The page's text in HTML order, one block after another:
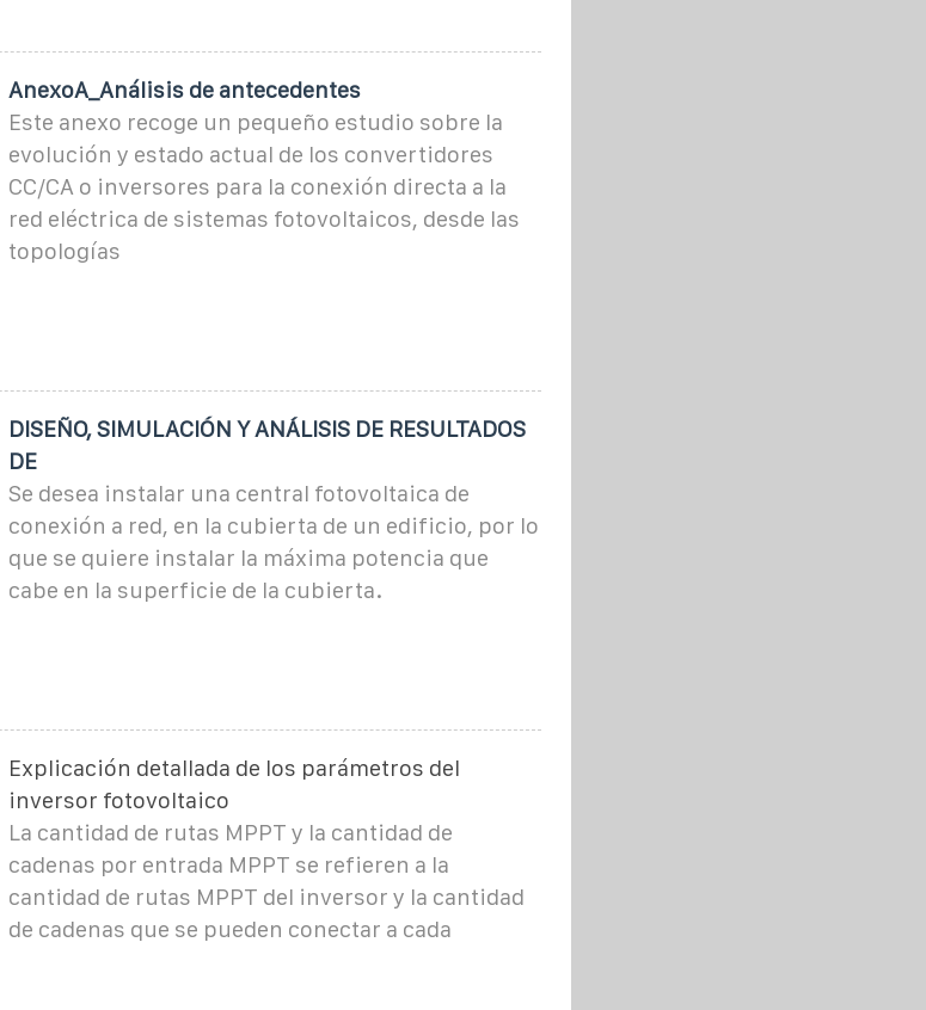
AnexoA_Análisis de antecedentes
Este anexo recoge un pequeño estudio sobre la
evolución y estado actual de los convertidores
CC/CA o inversores para la conexión directa a la
red eléctrica de sistemas fotovoltaicos, desde las
topologías
DISEÑO, SIMULACIÓN Y ANÁLISIS DE RESULTADOS
DE
Se desea instalar una central fotovoltaica de
conexión a red, en la cubierta de un edificio, por lo
que se quiere instalar la máxima potencia que
cabe en la superficie de la cubierta.
Explicación detallada de los parámetros del
inversor fotovoltaico
La cantidad de rutas MPPT y la cantidad de
cadenas por entrada MPPT se refieren a la
cantidad de rutas MPPT del inversor y la cantidad
de cadenas que se pueden conectar a cada